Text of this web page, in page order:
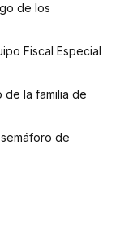
de los
Fiscal Especial
de la familia de
de